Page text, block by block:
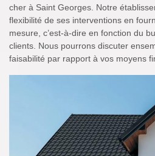
cher à Saint Georges. Notre
flexibilité de ses interventions en
mesure, c’est-à-dire en fonction du
clients. Nous pourrons discuter
faisabilité par rapport à vos moyens